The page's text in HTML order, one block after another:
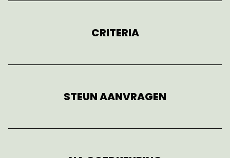
CRITERIA
STEUN AANVRAGEN